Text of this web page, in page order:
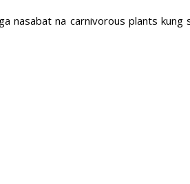
nasabat na carnivorous plants